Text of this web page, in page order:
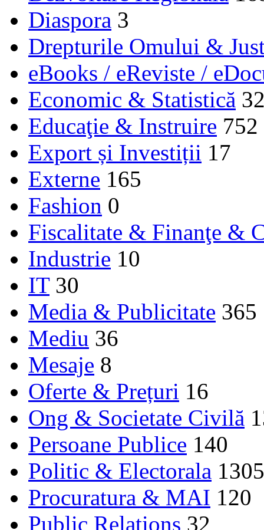
Diaspora 3
Drepturile Omului &
eBooks / eReviste /
Economic & Statistică
Educaţie & Instruire 752
Export și Investiții 17
Externe 165
Fashion 0
Fiscalitate & Finanţe &
Industrie 10
IT 30
Media & Publicitate 365
Mediu 36
Mesaje 8
Oferte & Prețuri 16
Ong & Societate Civilă
Persoane Publice 140
Politic & Electorala 1305
Procuratura & MAI 120
Public Relations 32